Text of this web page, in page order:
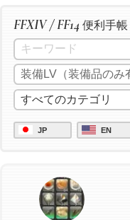
FFXIV / FF14 便利手帳
JP EN